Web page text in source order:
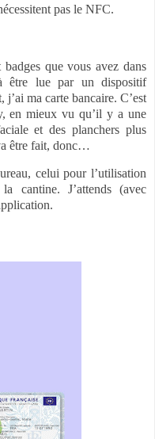
pas le NFC.
que vous avez dans
être lue par un dispositif
ma carte bancaire. C’est
en mieux vu qu’il y a une
et des planchers plus
être fait, donc…
celui pour l’utilisation
cantine. J’attends (avec